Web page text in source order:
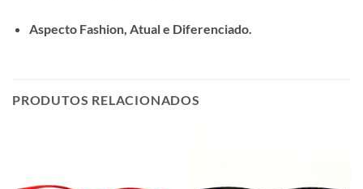
Aspecto Fashion, Atual e Diferenciado.
PRODUTOS RELACIONADOS